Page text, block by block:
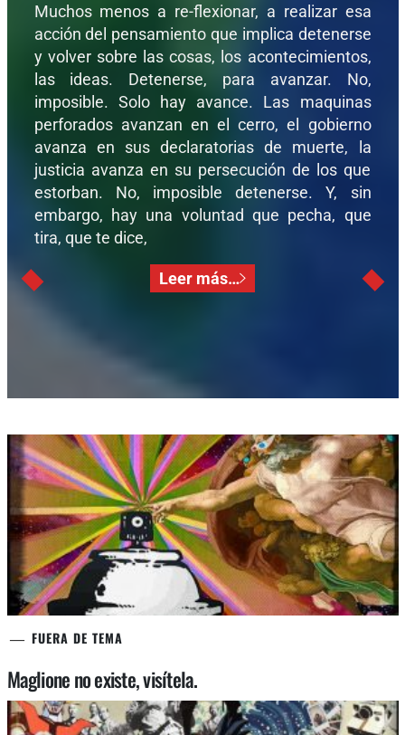
Muchos menos a re-flexionar, a realizar esa
acción del pensamiento que implica detenerse
y volver sobre las cosas, los acontecimientos,
las ideas. Detenerse, para avanzar. No,
imposible. Solo hay avance. Las maquinas
perforados avanzan en el cerro, el gobierno
avanza en sus declaratorias de muerte, la
justicia avanza en su persecución de los que
estorban. No, imposible detenerse. Y, sin
embargo, hay una voluntad que pecha, que
tira, que te dice,
Leer más…
FUERA DE TEMA
Maglione no existe, visítela.